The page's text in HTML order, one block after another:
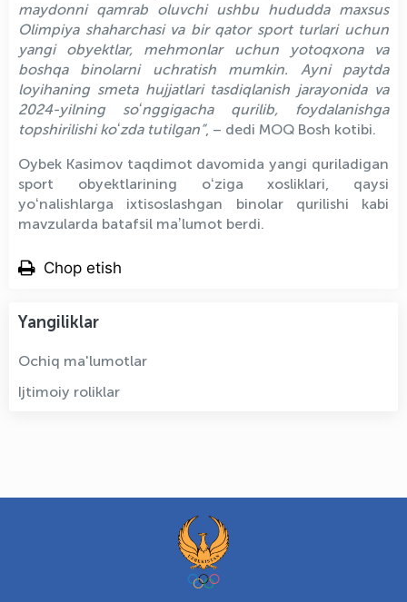
maydonni qamrab oluvchi ushbu hududda maxsus
Olimpiya shaharchasi va bir qator sport turlari uchun
yangi obyektlar, mehmonlar uchun yotoqxona va
boshqa binolarni uchratish mumkin. Ayni paytda
loyihaning smeta hujjatlari tasdiqlanish jarayonida va
2024-yilning soʻnggigacha qurilib, foydalanishga
topshirilishi koʻzda tutilgan”, – dedi MOQ Bosh kotibi.
Oybek Kasimov taqdimot davomida yangi quriladigan
sport obyektlarining oʻziga xosliklari, qaysi
yoʻnalishlarga ixtisoslashgan binolar qurilishi kabi
mavzularda batafsil maʼlumot berdi.
Chop etish
Yangiliklar
Ochiq ma'lumotlar
Ijtimoiy roliklar